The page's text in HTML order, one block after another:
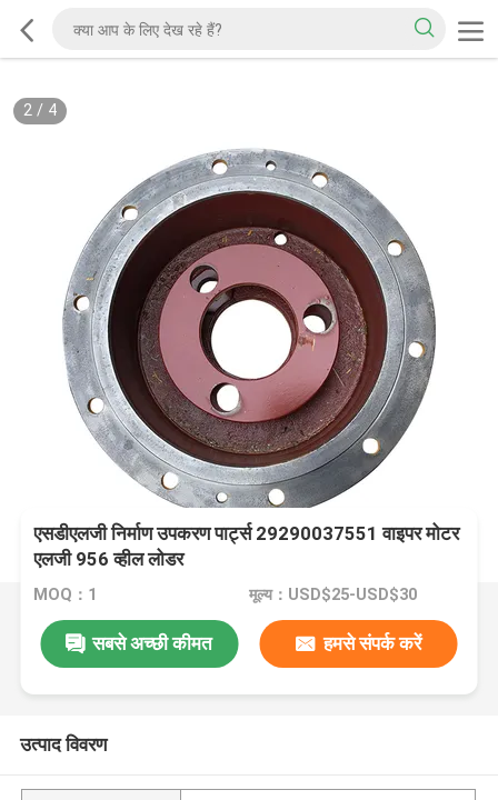
2/ 4
एसडीएलजी निर्माण उपकरण पार्ट्स 29290037551 वाइपर मोटर
एलजी 956 व्हील लोडर
MOQ：1 मूल्य：USD$25-USD$30
सबसे अच्छी कीमत हमसे संपर्क करें
उत्पाद विवरण